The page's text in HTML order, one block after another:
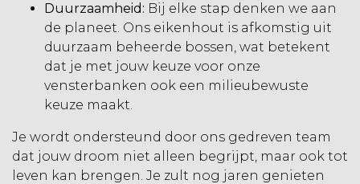
Duurzaamheid: Bij elke stap denken we aan
de planeet. Ons eikenhout is afkomstig uit
duurzaam beheerde bossen, wat betekent
dat je met jouw keuze voor onze
vensterbanken ook een milieubewuste
keuze maakt.
Je wordt ondersteund door ons gedreven team
dat jouw droom niet alleen begrijpt, maar ook tot
leven kan brengen. Je zult nog jaren genieten